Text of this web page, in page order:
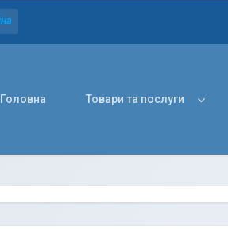
Головна Товари та послуги